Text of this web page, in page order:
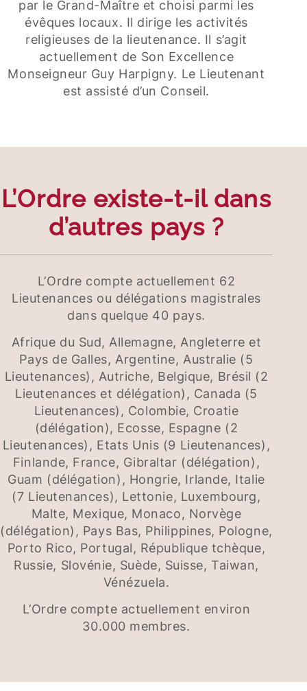
par le Grand-Maître et choisi parmi les
évêques locaux. Il dirige les activités
religieuses de la lieutenance. Il s’agit
actuellement de Son Excellence
Monseigneur Guy Harpigny. Le Lieutenant
est assisté d’un Conseil.
L’Ordre existe-t-il dans
d’autres pays ?
L’Ordre compte actuellement 62
Lieutenances ou délégations magistrales
dans quelque 40 pays.
Afrique du Sud, Allemagne, Angleterre et
Pays de Galles, Argentine, Australie (5
Lieutenances), Autriche, Belgique, Brésil (2
Lieutenances et délégation), Canada (5
Lieutenances), Colombie, Croatie
(délégation), Ecosse, Espagne (2
Lieutenances), Etats Unis (9 Lieutenances),
Finlande, France, Gibraltar (délégation),
Guam (délégation), Hongrie, Irlande, Italie
(7 Lieutenances), Lettonie, Luxembourg,
Malte, Mexique, Monaco, Norvège
(délégation), Pays Bas, Philippines, Pologne,
Porto Rico, Portugal, République tchèque,
Russie, Slovénie, Suède, Suisse, Taiwan,
Vénézuela.
L’Ordre compte actuellement environ
30.000 membres.